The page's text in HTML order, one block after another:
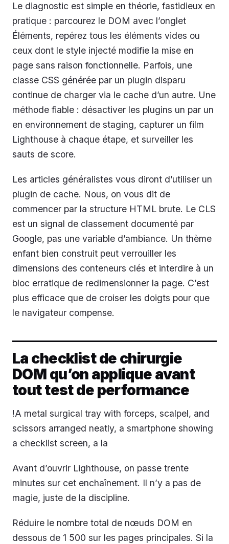
Le diagnostic est simple en théorie, fastidieux en
pratique : parcourez le DOM avec l’onglet
Éléments, repérez tous les éléments vides ou
ceux dont le style injecté modifie la mise en
page sans raison fonctionnelle. Parfois, une
classe CSS générée par un plugin disparu
continue de charger via le cache d’un autre. Une
méthode fiable : désactiver les plugins un par un
en environnement de staging, capturer un film
Lighthouse à chaque étape, et surveiller les
sauts de score.
Les articles généralistes vous diront d’utiliser un
plugin de cache. Nous, on vous dit de
commencer par la structure HTML brute. Le CLS
est un signal de classement documenté par
Google, pas une variable d’ambiance. Un thème
enfant bien construit peut verrouiller les
dimensions des conteneurs clés et interdire à un
bloc erratique de redimensionner la page. C’est
plus efficace que de croiser les doigts pour que
le navigateur compense.
La checklist de chirurgie
DOM qu’on applique avant
tout test de performance
!A metal surgical tray with forceps, scalpel, and
scissors arranged neatly, a smartphone showing
a checklist screen, a la
Avant d’ouvrir Lighthouse, on passe trente
minutes sur cet enchaînement. Il n’y a pas de
magie, juste de la discipline.
Réduire le nombre total de nœuds DOM en
dessous de 1 500 sur les pages principales. Si la